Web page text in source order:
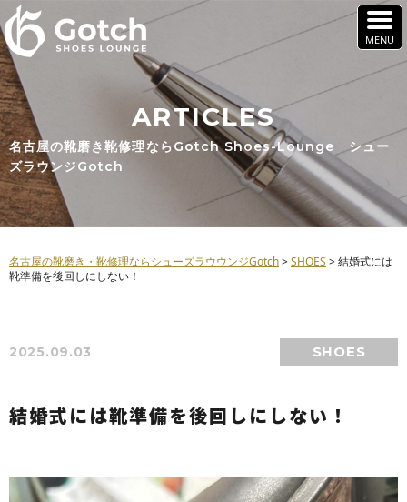
ARTICLES
名古屋の靴磨き靴修理ならGotch Shoes-Lounge シュー
ズラウンジGotch
名古屋の靴磨き・靴修理ならシューズラウウンジGotch>SHOES >結婚式には
靴準備を後回しにしない！
2025.09.03 SHOES
結婚式には靴準備を後回しにしない！